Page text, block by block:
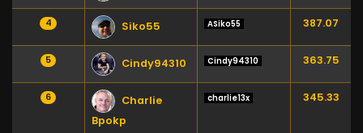
4 Siko55 ASiko55 387.07
5 Cindy94310 Cindy94310 363.75
6
Charlie
Bpokp
charlie13x 345.33